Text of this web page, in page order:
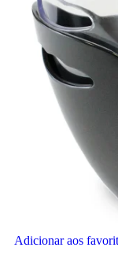
Adicionar aos